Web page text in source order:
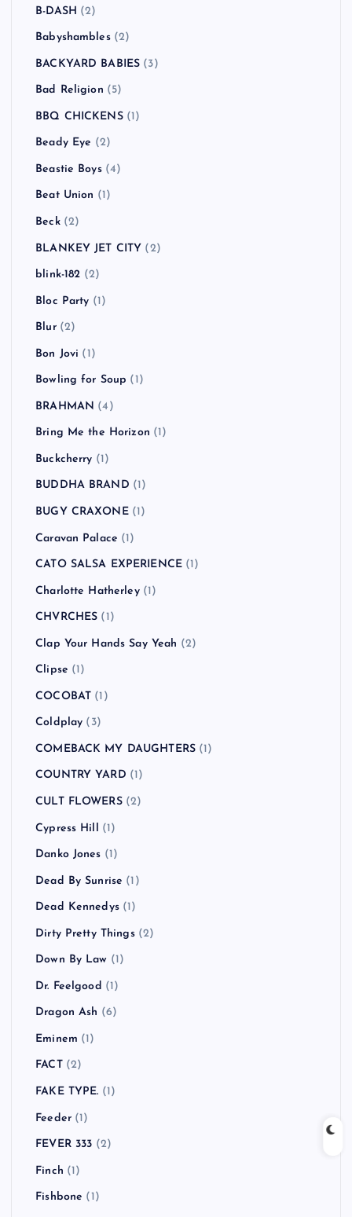
B-DASH (2)
Babyshambles(2)
BACKYARD BABIES (3)
Bad Religion (5)
BBQ CHICKENS(1)
Beady Eye (2)
Beastie Boys(4)
Beat Union (1)
Beck(2)
BLANKEY JET CITY (2)
blink-182 (2)
Bloc Party (1)
Blur(2)
Bon Jovi (1)
Bowling for Soup (1)
BRAHMAN (4)
Bring Me the Horizon (1)
Buckcherry (1)
BUDDHA BRAND (1)
BUGY CRAXONE(1)
Caravan Palace (1)
CATO SALSA EXPERIENCE (1)
Charlotte Hatherley(1)
CHVRCHES (1)
Clap Your Hands Say Yeah (2)
Clipse (1)
COCOBAT (1)
Coldplay (3)
COMEBACK MY DAUGHTERS (1)
COUNTRY YARD (1)
CULT FLOWERS(2)
Cypress Hill (1)
Danko Jones (1)
Dead By Sunrise (1)
Dead Kennedys(1)
Dirty Pretty Things(2)
Down By Law (1)
Dr. Feelgood (1)
Dragon Ash (6)
Eminem (1)
FACT(2)
FAKE TYPE. (1)
Feeder(1)
FEVER 333 (2)
Finch (1)
Fishbone (1)